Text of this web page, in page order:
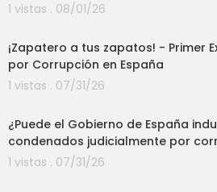
1 vistas . 08/01/26
¡Zapatero a tus zapatos! - Primer
por Corrupción en España
1 vistas . 07/31/26
¿Puede el Gobierno de España
condenados judicialmente por
1 vistas . 07/31/26